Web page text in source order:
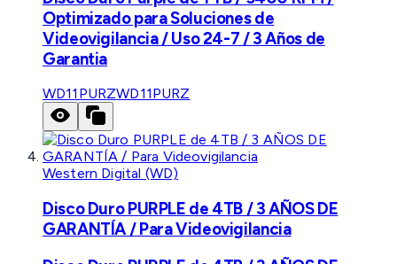
Optimizado para Soluciones de
Videovigilancia / Uso 24-7 / 3 Años de
Garantia
WD11PURZWD11PURZ
Western Digital (WD)
Disco Duro PURPLE de 4TB / 3 AÑOS DE
GARANTÍA / Para Videovigilancia